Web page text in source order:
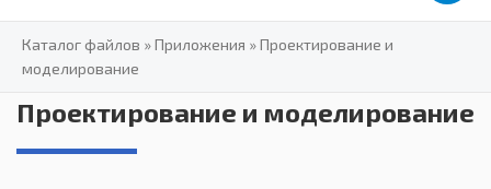
Каталог файлов »Приложения »Проектирование и
моделирование
Проектирование и моделирование